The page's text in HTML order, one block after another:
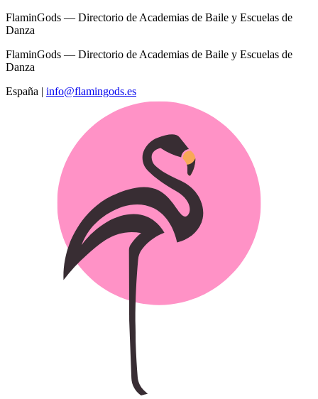
FlaminGods — Directorio de Academias de Baile y Escuelas de
Danza
FlaminGods — Directorio de Academias de Baile y Escuelas de
Danza
España | info@flamingods.es